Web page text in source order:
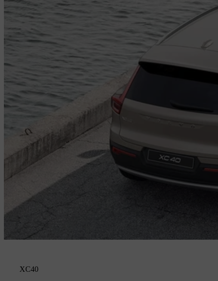
XC40